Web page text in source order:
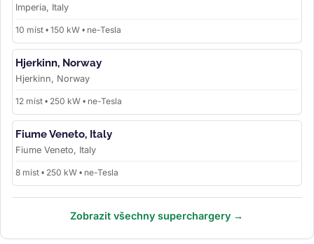
Imperia, Italy
10 míst • 150 kW • ne-Tesla
Hjerkinn, Norway
Hjerkinn, Norway
12 míst • 250 kW • ne-Tesla
Fiume Veneto, Italy
Fiume Veneto, Italy
8 míst • 250 kW • ne-Tesla
Zobrazit všechny superchargery →